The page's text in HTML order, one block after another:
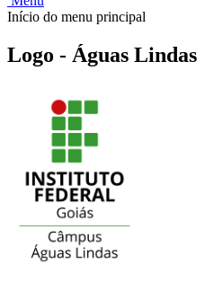
Início do menu principal
Logo - Águas Lindas